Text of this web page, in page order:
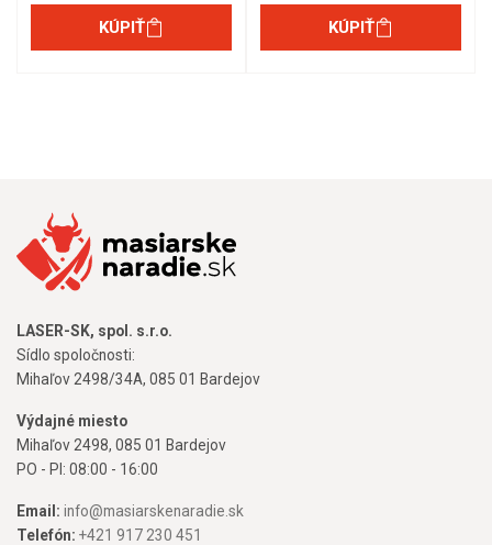
KÚPIŤ KÚPIŤ
LASER-SK, spol. s.r.o.
Sídlo spoločnosti:
Mihaľov 2498/34A, 085 01 Bardejov
Výdajné miesto
Mihaľov 2498, 085 01 Bardejov
PO - PI: 08:00 - 16:00
Email: info@masiarskenaradie.sk
Telefón: +421 917 230 451